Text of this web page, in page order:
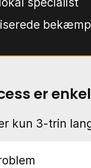
er enkel
kun 3-trin